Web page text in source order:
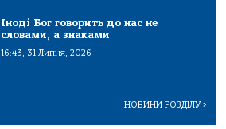
Іноді Бог говорить до нас не
словами, а знаками
16:43, 31 Липня, 2026
НОВИНИ РОЗДІЛУ>